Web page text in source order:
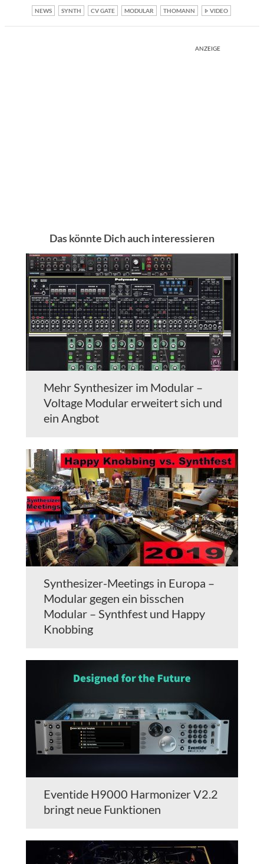
NEWS SYNTH CV GATE MODULAR THOMANN VIDEO
ANZEIGE
Das könnte Dich auch interessieren
Mehr Synthesizer im Modular –
Voltage Modular erweitert sich und
ein Angbot
Synthesizer-Meetings in Europa –
Modular gegen ein bisschen
Modular – Synthfest und Happy
Knobbing
Eventide H9000 Harmonizer V2.2
bringt neue Funktionen